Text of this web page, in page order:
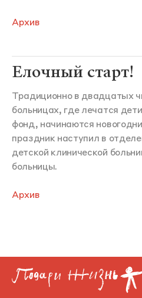
Архив
Елочный старт!
Традиционно в двадцатых
больницах, где лечатся
фонд, начинаются
праздник наступил в
детской клинической
больницы.
Архив